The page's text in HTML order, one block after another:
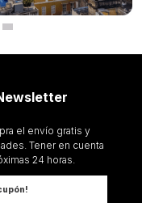
el envío gratis y
Tener en cuenta
24 horas.